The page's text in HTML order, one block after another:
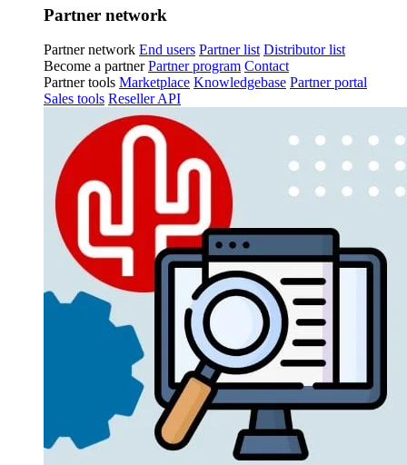
Partner network
Partner network End users Partner list Distributor list
Become a partner Partner program Contact
Partner tools Marketplace Knowledgebase Partner portal
Sales tools Reseller API